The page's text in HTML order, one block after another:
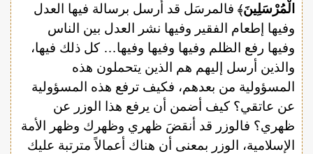
الْمُرْسَلِينَ﴾ فالمرسَل قد أُرسل برسالة فيها العدل
وفيها إطعام الفقير وفيها نشر العدل بين الناس
وفيها رفع الظلم وفيها وفيها وفيها… كل ذلك فيها،
والذين أرسل إليهم هم الذين يتحملون هذه
المسؤولية من بعدهم، فكيف ترفع هذه المسؤولية
عن عاتقي؟ كيف أضمن أن يرفع هذا الوزر عن
ظهري؟ فالوزر قد أنقضَ ظهري وظهرك وظهر الأمة
الإسلامية، الوزر بمعنى أن هناك أعمالاً مترتبة عليك